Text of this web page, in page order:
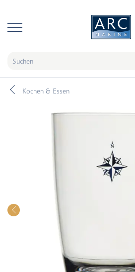
Kochen & Essen